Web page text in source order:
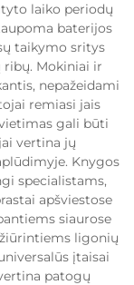
laiko periodų
baterijos
taikymo sritys
ribų. Mokiniai ir
nepažeidami
remiasi jais
gali būti
vertina jų
Knygos
specialistams,
apšviestose
siaurose
ligonių
įtaisai
patogų